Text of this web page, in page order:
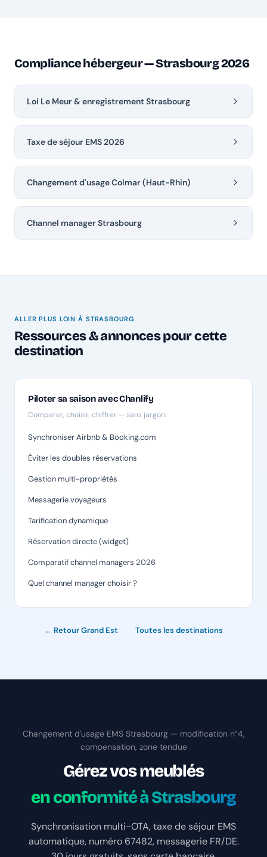
Compliance hébergeur — Strasbourg 2026
Loi Le Meur & enregistrement Strasbourg
Taxe de séjour EMS 2026
Changement d'usage Colmar (Haut-Rhin)
Channel manager Strasbourg
ALLER PLUS LOIN À STRASBOURG
Ressources & annonces pour cette
destination
Piloter sa saison avec Chanlify
Comparer, choisir, chiffrer — sans jargon.
Synchroniser Airbnb & Booking.com
Éviter les doubles réservations
Gestion multi-propriétés
Messagerie voyageurs
Tarification dynamique
Réservation directe (widget)
Comparatif channel managers 2026
Quel channel manager choisir ?
← Retour Grand Est Toutes les destinations
Changement d'usage EMS Strasbourg — modification n°4,
compensation, zone tendue
Gérez vos meublés
en conformité à Strasbourg
Synchronisation multi-OTA, taxe de séjour EMS
automatique, numéro 67482, messagerie FR/DE.